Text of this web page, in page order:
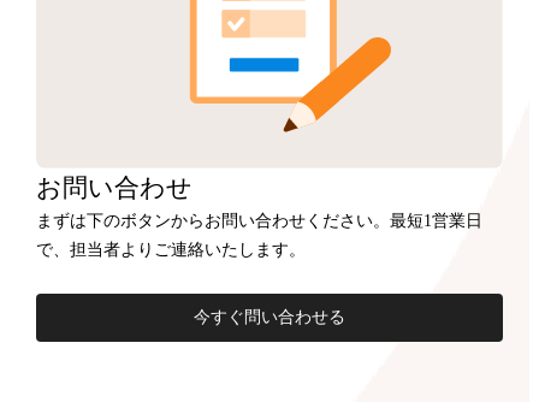
お問い合わせ
まずは下のボタンからお問い合わせください。最短1営業日
で、担当者よりご連絡いたします。
今すぐ問い合わせる